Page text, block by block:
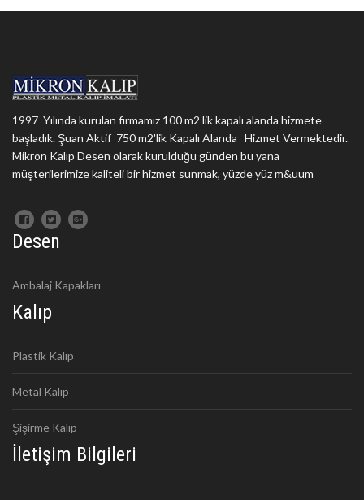
1997 Yılında kurulan firmamız 100 m2 lik kapalı alanda hizmete
başladık. Şuan Aktif 750 m2'lik Kapalı Alanda Hizmet Vermektedir.
Mikron Kalıp Desen olarak kurulduğu günden bu yana
müşterilerimize kaliteli bir hizmet sunmak, yüzde yüz m&uum
Desen
Ambalaj Kapakları
Kalıp
Plastik Kalıp
Metal Kalıp
Şişirme Kalıp
İletişim Bilgileri